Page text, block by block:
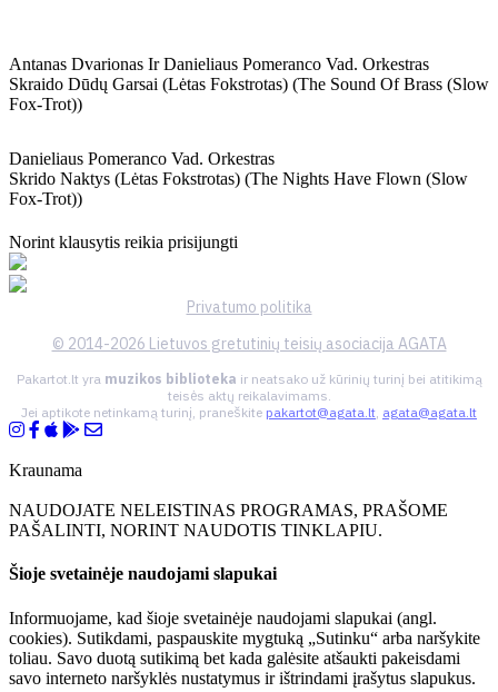
Antanas Dvarionas Ir Danieliaus Pomeranco Vad. Orkestras
Skraido Dūdų Garsai (lėtas Fokstrotas) (the Sound Of Brass (slow
Fox-Trot))
Danieliaus Pomeranco Vad. Orkestras
Skrido Naktys (lėtas Fokstrotas) (the Nights Have Flown (slow
Fox-Trot))
Norint klausytis reikia prisijungti
Privatumo politika
© 2014-2026 Lietuvos gretutinių teisių asociacija AGATA
Pakartot.lt yra muzikos biblioteka ir neatsako už kūrinių turinį bei atitikimą
teisės aktų reikalavimams.
Jei aptikote netinkamą turinį, praneškite pakartot@agata.lt, agata@agata.lt
Kraunama
NAUDOJATE NELEISTINAS PROGRAMAS, PRAŠOME
PAŠALINTI, NORINT NAUDOTIS TINKLAPIU.
Šioje svetainėje naudojami slapukai
Informuojame, kad šioje svetainėje naudojami slapukai (angl.
cookies). Sutikdami, paspauskite mygtuką „Sutinku“ arba naršykite
toliau. Savo duotą sutikimą bet kada galėsite atšaukti pakeisdami
savo interneto naršyklės nustatymus ir ištrindami įrašytus slapukus.